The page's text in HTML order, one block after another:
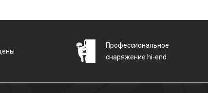
Профессиональное
снаряжение hi-end